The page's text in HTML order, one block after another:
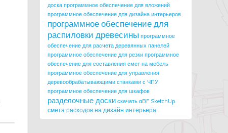
доска программное обеспечение для вложений
программное обеспечение для дизайна интерьеров
программное обеспечение для
распиловки древесины программное
обеспечение для расчета деревянных панелей
программное обеспечение для резки программное
обеспечение для составления смет на мебель
программное обеспечение для управления
деревообрабатывающими станками с ЧПУ
программное обеспечение для шкафов
разделочные доски скачать aBF SketchUp
смета расходов на дизайн интерьера